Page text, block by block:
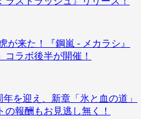
が来た！『鋼嵐 - メカラシ』
ラボ後半が開催！
を迎え、新章「氷と血の道」
報酬もお見逃し無く！